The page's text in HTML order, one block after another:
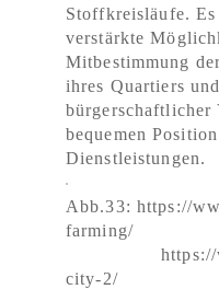
Stoffkreisläufe. Es
verstärkte
Mitbestimmung
ihres Quartiers
bürgerschaftlicher
bequemen
Dienstleistungen.
Abb.33: https://
farming/
https://
city-2/